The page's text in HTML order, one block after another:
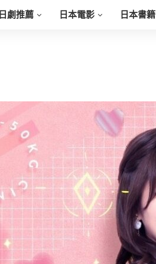
日劇推薦 日本電影 日本書籍